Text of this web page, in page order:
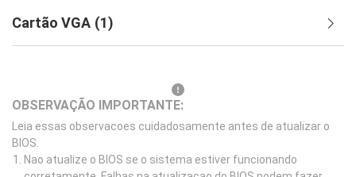
Cartão VGA (1)
OBSERVAÇÃO IMPORTANTE:
Leia essas observacoes cuidadosamente antes de atualizar o
BIOS.
Nao atualize o BIOS se o sistema estiver funcionando